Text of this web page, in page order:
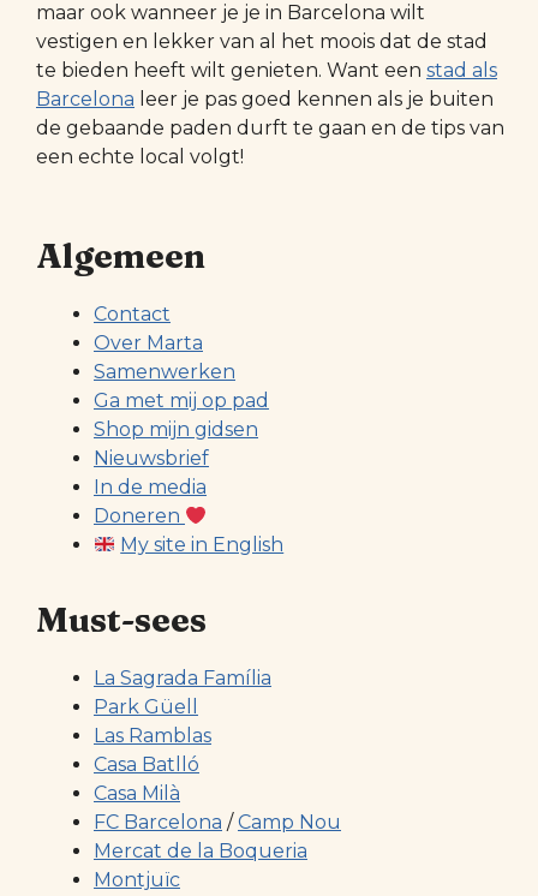
maar ook wanneer je je in Barcelona wilt
vestigen en lekker van al het moois dat de stad
te bieden heeft wilt genieten. Want een stad als
Barcelona leer je pas goed kennen als je buiten
de gebaande paden durft te gaan en de tips van
een echte local volgt!
Algemeen
Contact
Over Marta
Samenwerken
Ga met mij op pad
Shop mijn gidsen
Nieuwsbrief
In de media
Doneren
My site in English
Must-sees
La Sagrada Família
Park Güell
Las Ramblas
Casa Batlló
Casa Milà
FC Barcelona /Camp Nou
Mercat de la Boqueria
Montjuïc